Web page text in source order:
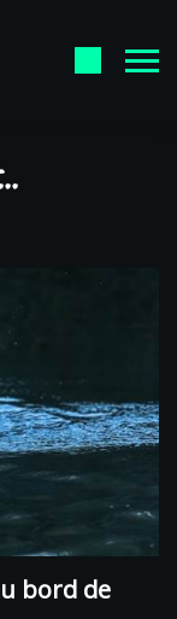
bord de